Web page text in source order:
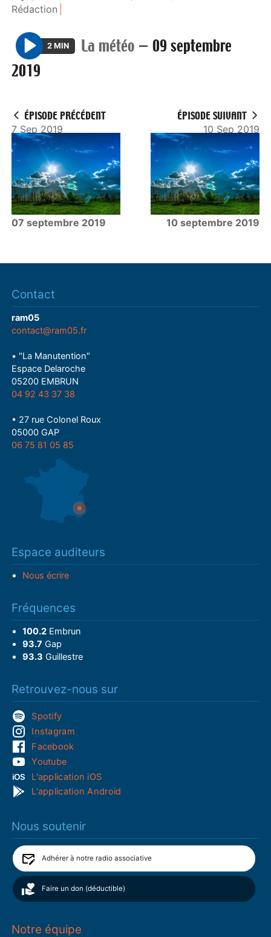
Rédaction
P
l
2 MIN La météo — 09 septembre
2019
ÉPISODE PRÉCÉDENT
7 Sep 2019
07 septembre 2019
ÉPISODE SUIVANT
10 Sep 2019
10 septembre 2019
Contact
ram05
contact@ram05.fr
• "La Manutention"
Espace Delaroche
05200 EMBRUN
04 92 43 37 38
• 27 rue Colonel Roux
05000 GAP
06 75 81 05 85
Espace auditeurs
Nous écrire
Fréquences
100.2Embrun
93.7 Gap
93.3 Guillestre
Retrouvez-nous sur
Spotify
Instagram
Facebook
Youtube
L'application iOS
L'application Android
Nous soutenir
Adhérer à notre radio associative
Faire un don (déductible)
Notre équipe